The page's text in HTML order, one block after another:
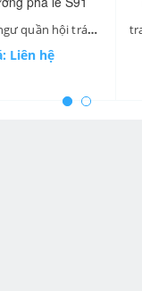
tranh cửu ngư quần hội tráng gương pha lê S91
hệ